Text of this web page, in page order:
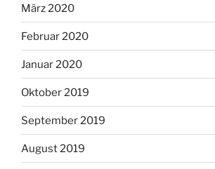
März 2020
Februar 2020
Januar 2020
Oktober 2019
September 2019
August 2019